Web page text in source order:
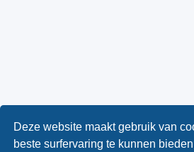
Deze website maakt gebruik van
beste surfervaring te kunnen